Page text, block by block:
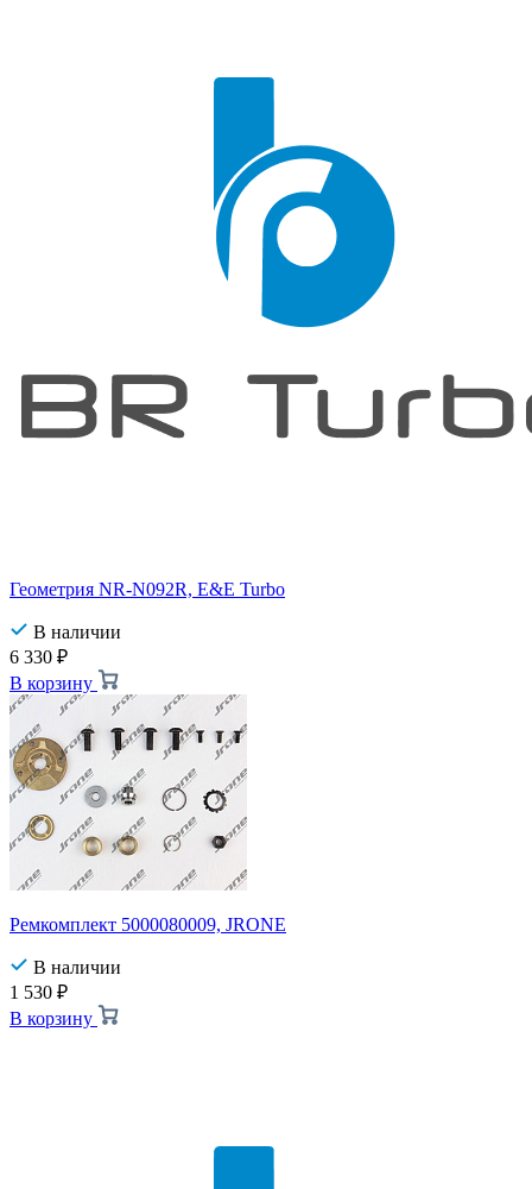
Геометрия NR-N092R, E&E Turbo
В наличии
6 330 ₽
В корзину
Ремкомплект 5000080009, JRONE
В наличии
1 530 ₽
В корзину